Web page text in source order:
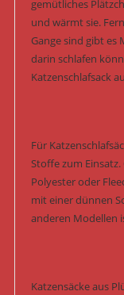
gemütliches
und wärmt sie.
Gange sind gibt es
darin schlafen
Katzenschlafsack
Für
Stoffe zum
Polyester oder
mit einer dünnen
anderen Modellen
Katzensäcke aus